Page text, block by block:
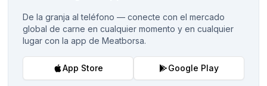
De la granja al teléfono — conecte con el mercado
global de carne en cualquier momento y en cualquier
lugar con la app de Meatborsa.
App Store Google Play